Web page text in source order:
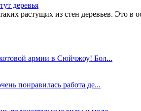
деревья
растущих из стен деревьев. Это в
армии в Сюйчжоу! Бол...
понравилась работа де...